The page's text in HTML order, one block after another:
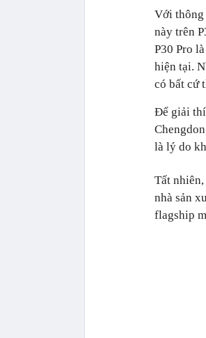
Với thông
này trên
P30 Pro
hiện tại.
có bất cứ
Để giải
là lý do
Tất
nhà sản
flagship